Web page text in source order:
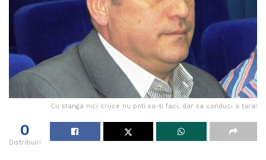
Cu stanga nici cruce nu poti sa-ti faci, dar sa conduci o tara!
0
Distribuiri